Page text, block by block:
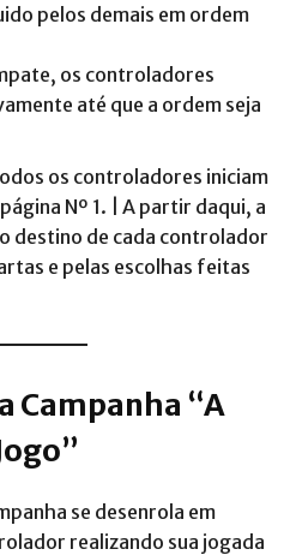
pelos demais em ordem
os controladores
até que a ordem seja
os controladores iniciam
Nº 1. | A partir daqui, a
destino de cada controlador
e pelas escolhas feitas
Campanha “A
se desenrola em
realizando sua jogada